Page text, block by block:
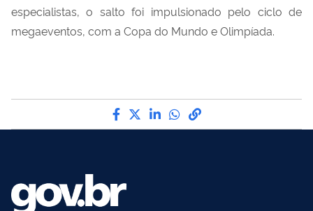
especialistas, o salto foi impulsionado pelo ciclo de
megaeventos, com a Copa do Mundo e Olimpíada.
Compartilhe por Facebook
Compartilhe por Twitter
Compartilhe por
Compartilhe por
link para Copiar